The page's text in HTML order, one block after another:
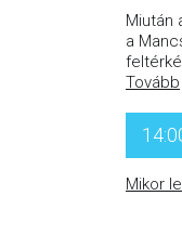
Miután
a
Tovább
Mikor